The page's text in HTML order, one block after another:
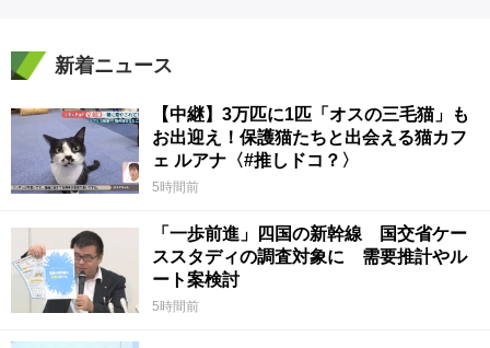
新着ニュース
【中継】3万匹に1匹「オスの三毛猫」も
お出迎え！保護猫たちと出会える猫カフ
ェ ルアナ〈#推しドコ？〉
5時間前
「一歩前進」四国の新幹線 国交省ケー
ススタディの調査対象に 需要推計やル
ート案検討
5時間前